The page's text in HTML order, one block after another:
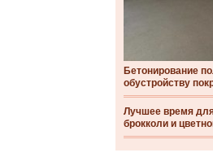
Бетонирование
обустройству
Лучшее время
брокколи и